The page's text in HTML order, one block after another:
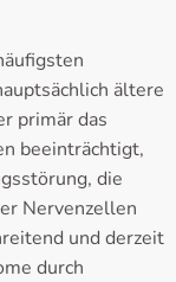
ältere
primär das
beeinträchtigt,
die
Nervenzellen
und derzeit
durch